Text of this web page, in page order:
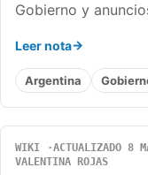
Gobierno y
Leer nota
Argentina
WIKI ACTUALIZADO 8
VALENTINA ROJAS